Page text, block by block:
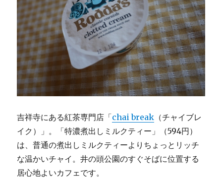
吉祥寺にある紅茶専門店「chai break （チャイブレ
イク）」。「特濃煮出しミルクティー」（594円）
は、普通の煮出しミルクティーよりちょっとリッチ
な温かいチャイ。井の頭公園のすぐそばに位置する
居心地よいカフェです。